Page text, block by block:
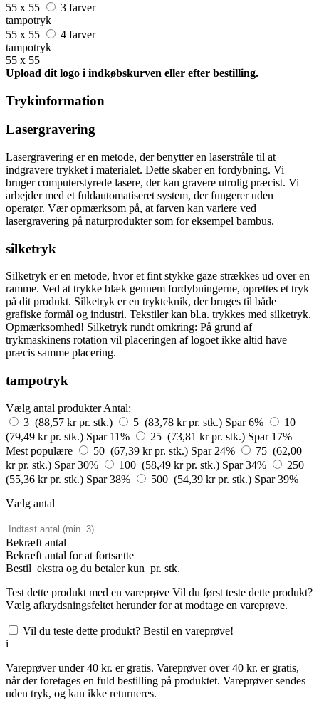
55 x 55
3 farver
tampotryk
55 x 55
4 farver
tampotryk
55 x 55
Upload dit logo i indkøbskurven eller efter bestilling.
Trykinformation
Lasergravering
Lasergravering er en metode, der benytter en laserstråle til at
indgravere trykket i materialet. Dette skaber en fordybning. Vi
bruger computerstyrede lasere, der kan gravere utrolig præcist. Vi
arbejder med et fuldautomatiseret system, der fungerer uden
operatør. Vær opmærksom på, at farven kan variere ved
lasergravering på naturprodukter som for eksempel bambus.
silketryk
Silketryk er en metode, hvor et fint stykke gaze strækkes ud over en
ramme. Ved at trykke blæk gennem fordybningerne, oprettes et tryk
på dit produkt. Silketryk er en trykteknik, der bruges til både
grafiske formål og industri. Tekstiler kan bl.a. trykkes med silketryk.
Opmærksomhed! Silketryk rundt omkring: På grund af
trykmaskinens rotation vil placeringen af logoet ikke altid have
præcis samme placering.
tampotryk
Vælg antal produkter Antal:
3 (88,57 kr pr. stk.)
5 (83,78 kr pr. stk.) Spar 6%
10
(79,49 kr pr. stk.) Spar 11% 25 (73,81 kr pr. stk.) Spar 17%
Mest populære
50 (67,39 kr pr. stk.) Spar 24%
75 (62,00
kr pr. stk.) Spar 30% 100 (58,49 kr pr. stk.) Spar 34%
250
(55,36 kr pr. stk.) Spar 38% 500 (54,39 kr pr. stk.) Spar 39%
Vælg antal
Bekræft antal
Bekræft antal for at fortsætte
Bestil ekstra og du betaler kun pr. stk.
Test dette produkt med en vareprøve Vil du først teste dette produkt?
Vælg afkrydsningsfeltet herunder for at modtage en vareprøve.
Vil du teste dette produkt? Bestil en vareprøve!
i
Vareprøver under 40 kr. er gratis. Vareprøver over 40 kr. er gratis,
når der foretages en fuld bestilling på produktet. Vareprøver sendes
uden tryk, og kan ikke returneres.